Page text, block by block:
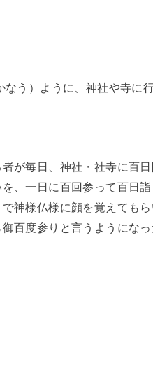
なう）ように、神社や寺
が毎日、神社・社寺に百
、一日に百回参って百日
神様仏様に顔を覚えても
百度参りと言うようになっ